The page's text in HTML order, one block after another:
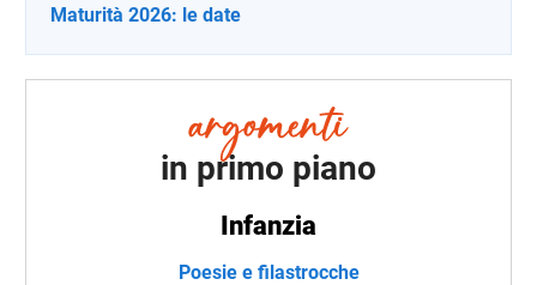
Maturità 2026: le date
in primo piano
Infanzia
Poesie e filastrocche